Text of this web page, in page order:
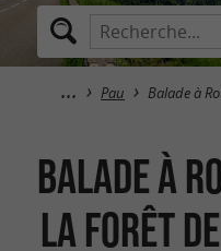
Pau Balade à
Balade à
La forêt